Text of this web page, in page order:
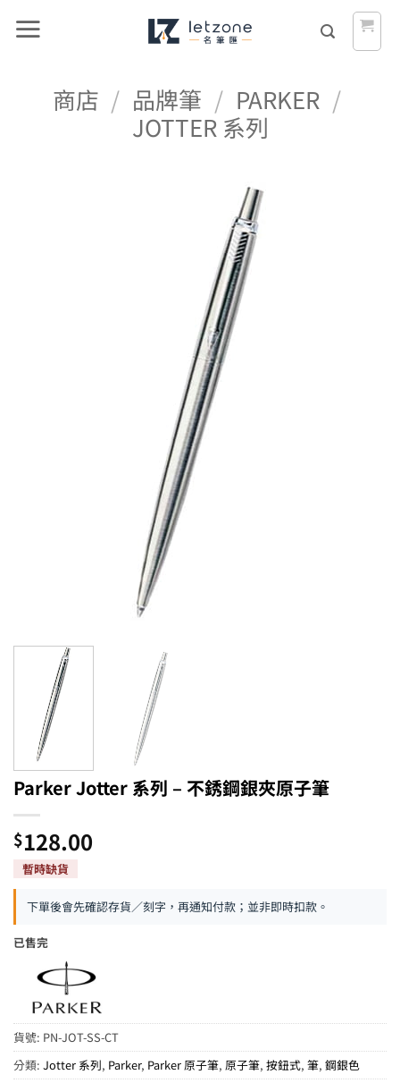
商店 / 品牌筆 / PARKER /
JOTTER 系列
Parker Jotter 系列 – 不銹鋼銀夾原子筆
$128.00
下單後會先確認存貨／刻字，再通知付款；並非即時扣款。
已售完
貨號: PN-JOT-SS-CT
分類: Jotter 系列, Parker, Parker 原子筆, 原子筆, 按鈕式, 筆, 鋼銀色